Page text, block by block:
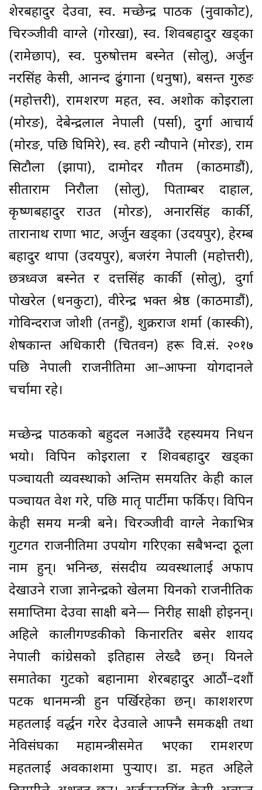
शेरबहादुर देउवा, स्व. मच्छेन्द्र पाठक (नुवाकोट),
चिरञ्जीवी वाग्ले (गोरखा), स्व. शिवबहादुर खड्का
(रामेछाप), स्व. पुरुषोत्तम बस्नेत (सोलु), अर्जुन
नरसिंह केसी, आनन्द ढुंगाना (धनुषा), बसन्त गुरुङ
(महोत्तरी), रामशरण महत, स्व. अशोक कोइराला
(मोरङ), देबेन्द्रलाल नेपाली (पर्सा), दुर्गा आचार्य
(मोरङ, पछि घिमिरे), स्व. हरी न्यौपाने (मोरङ), राम
सिटौला (झापा), दामोदर गौतम (काठमाडौं),
सीताराम निरौला (सोलु), पिताम्बर दाहाल,
कृष्णबहादुर राउत (मोरङ), अनारसिंह कार्की,
तारानाथ राणा भाट, अर्जुन खड्का (उदयपुर), हेरम्ब
बहादुर थापा (उदयपुर), बजरंग नेपाली (महोत्तरी),
छत्रध्वज बस्नेत र दत्तसिंह कार्की (सोलु), दुर्गा
पोखरेल (धनकुटा), वीरेन्द्र भक्त श्रेष्ठ (काठमाडौं),
गोविन्दराज जोशी (तनहुँ), शुक्रराज शर्मा (कास्की),
शेषकान्त अधिकारी (चितवन) हरू वि.सं. २०१७
पछि नेपाली राजनीतिमा आ–आफ्ना योगदानले
चर्चामा रहे।
मच्छेन्द्र पाठकको बहुदल नआउँदै रहस्यमय निधन
भयो। विपिन कोइराला र शिवबहादुर खड्का
पञ्चायती व्यवस्थाको अन्तिम समयतिर केही काल
पञ्चायत प्रवेश गरे, पछि मातृ पार्टीमा फर्किए। विपिन
केही समय मन्त्री बने। चिरञ्जीवी वाग्ले नेकाभित्र
गुटगत राजनीतिमा उपयोग गरिएका सबैभन्दा ठूला
नाम हुन्। भनिन्छ, संसदीय व्यवस्थालाई अफाप
देखाउने राजा ज्ञानेन्द्रको खेलमा यिनको राजनीतिक
समाप्तिमा देउवा साक्षी बने— निरीह साक्षी होइनन्।
अहिले कालीगण्डकीको किनारतिर बसेर शायद
नेपाली कांग्रेसको इतिहास लेख्दै छन्। यिनले
समातेका गुटको बहानामा शेरबहादुर आठौं–दशौं
पटक प्रधानमन्त्री हुन पर्खिरहेका छन्। प्रकाशशरण
महतलाई प्रवर्द्धन गरेर देउवाले आफ्नै समकक्षी तथा
नेविसंघका महामन्त्रीसमेत भएका रामशरण
महतलाई अवकाशमा पुर्याए। डा. महत अहिले